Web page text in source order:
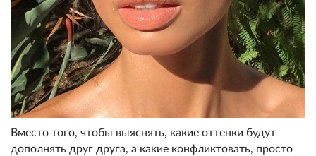
Вместо того, чтобы выяснять, какие оттенки будут
дополнять друг друга, а какие конфликтовать, просто